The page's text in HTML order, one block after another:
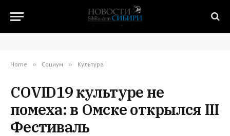
Home » Социум » Культура
COVID19 культуре не
помеха: в Омске открылся III
Фестиваль